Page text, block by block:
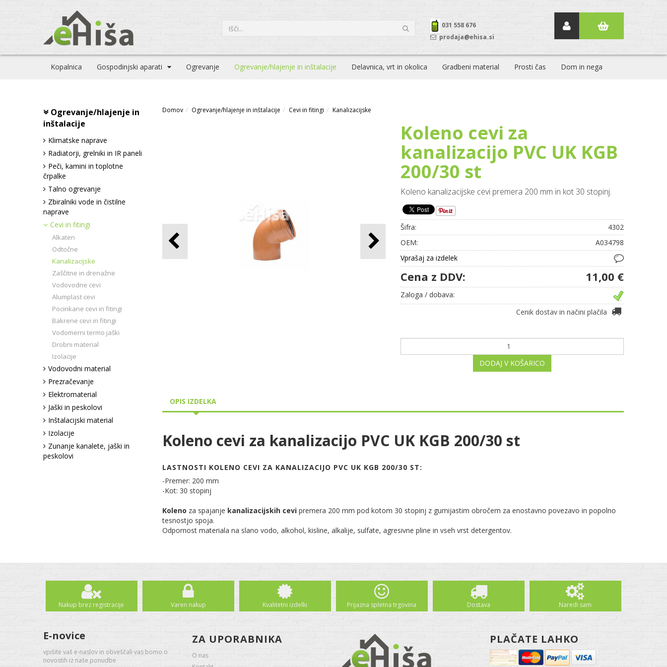
031 558 676
prodaja@ehisa.si
Kopalnica Gospodinjski aparati Ogrevanje Ogrevanje/hlajenje in inštalacije Delavnica, vrt in okolica Gradbeni material Prosti čas Dom in nega
Ogrevanje/hlajenje in
inštalacije
Klimatske naprave
Radiatorji, grelniki in IR paneli
Peči, kamini in toplotne
črpalke
Talno ogrevanje
Zbiralniki vode in čistilne
naprave
Cevi in fitingi
Alkaten
Odtočne
Kanalizacijske
Zaščitne in drenažne
Vodovodne cevi
Alumplast cevi
Pocinkane cevi in fitingi
Bakrene cevi in fitingi
Vodomerni termo jaški
Drobni material
Izolacije
Vodovodni material
Prezračevanje
Elektromaterial
Jaški in peskolovi
Inštalacijski material
Izolacije
Zunanje kanalete, jaški in
peskolovi
Domov Ogrevanje/hlajenje in inštalacije Cevi in fitingi Kanalizacijske
Koleno cevi za
kanalizacijo PVC UK KGB
200/30 st
Koleno kanalizacijske cevi premera 200 mm in kot 30 stopinj.
Šifra:
4302
OEM:
A034798
Vprašaj za izdelek
Cena z DDV: 11,00 €
Zaloga / dobava:
Cenik dostav in načini plačila
DODAJ V KOŠARICO
OPIS IZDELKA
Koleno cevi za kanalizacijo PVC UK KGB 200/30 st
LASTNOSTI KOLENO CEVI ZA KANALIZACIJO PVC UK KGB 200/30 ST:
-Premer: 200 mm
-Kot: 30 stopinj
Koleno za spajanje kanalizacijskih cevi premera 200 mm pod kotom 30 stopinj z gumijastim obročem za enostavno povezavo in popolno
tesnostjo spoja.
Odpornost materiala na slano vodo, alkohol, kisline, alkalije, sulfate, agresivne pline in vseh vrst detergentov.
Nakup brez registracije Varen nakup Kvalitetni izdelki Prijazna spletna trgovina Dostava Naredi sam
E-novice
vpišite vaš e-naslov in obveščali vas bomo o
novostih iz naše ponudbe
ZA UPORABNIKA
O nas
PLAČATE LAHKO